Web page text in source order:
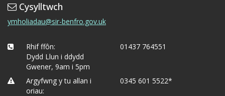
Cysylltwch
ymholiadau@sir-benfro.gov.uk
Rhif ffôn:
Dydd Llun i ddydd
Gwener, 9am i 5pm
01437 764551
Argyfwng y tu allan i
oriau:
0345 601 5522*